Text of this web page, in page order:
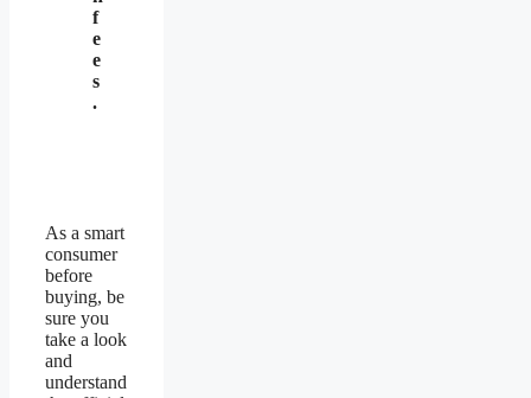
f
e
e
s
.
As a smart
consumer
before
buying, be
sure you
take a look
and
understand